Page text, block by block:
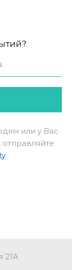
или у Вас
21А